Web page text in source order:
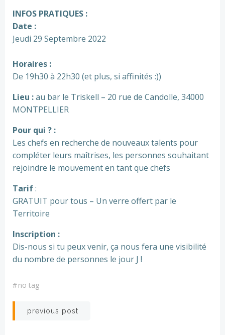
INFOS PRATIQUES :
Date :
Jeudi 29 Septembre 2022
Horaires :
De 19h30 à 22h30 (et plus, si affinités :))
Lieu :au bar le Triskell – 20 rue de Candolle, 34000
MONTPELLIER
Pour qui ? :
Les chefs en recherche de nouveaux talents pour
compléter leurs maîtrises, les personnes souhaitant
rejoindre le mouvement en tant que chefs
Tarif:
GRATUIT pour tous – Un verre offert par le
Territoire
Inscription :
Dis-nous si tu peux venir, ça nous fera une visibilité
du nombre de personnes le jour J !
#no tag
Post
previous post